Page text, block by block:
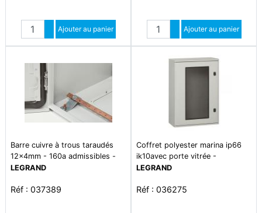
Quantité
Augmenter quantité
Diminuer quantité
Ajouter au panier Quantité
Augmenter quantité
Diminuer quantité
Ajouter au panier
Barre cuivre à trous taraudés
12x4mm - 160a admissibles -
longueur 990mm
LEGRAND
Réf : 037389
Coffret polyester marina ip66
ik10avec porte vitrée -
610x400x257mm - ral7035
LEGRAND
Réf : 036275